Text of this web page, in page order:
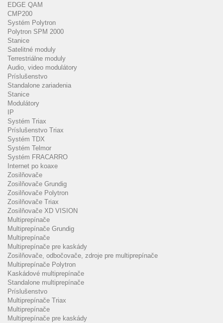
EDGE QAM
CMP200
Systém Polytron
Polytron SPM 2000
Stanice
Satelitné moduly
Terrestriálne moduly
Audio, video modulátory
Príslušenstvo
Standalone zariadenia
Stanice
Modulátory
IP
Systém Triax
Príslušenstvo Triax
Systém TDX
Systém Telmor
Systém FRACARRO
Internet po koaxe
Zosilňovače
Zosilňovače Grundig
Zosilňovače Polytron
Zosilňovače Triax
Zosilňovače XD VISION
Multiprepínače
Multiprepínače Grundig
Multiprepínače
Multiprepínače pre kaskády
Zosilňovače, odbočovače, zdroje pre multiprepínače
Multiprepínače Polytron
Kaskádové multiprepínače
Standalone multiprepínače
Príslušenstvo
Multiprepínače Triax
Multiprepínače
Multiprepínače pre kaskády